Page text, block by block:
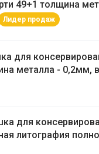
49+1 толщина
- эмаль Уралочка
Лидер продаж
для
металла - 0,2мм,
для
литография
- 0,18мм, внутр.